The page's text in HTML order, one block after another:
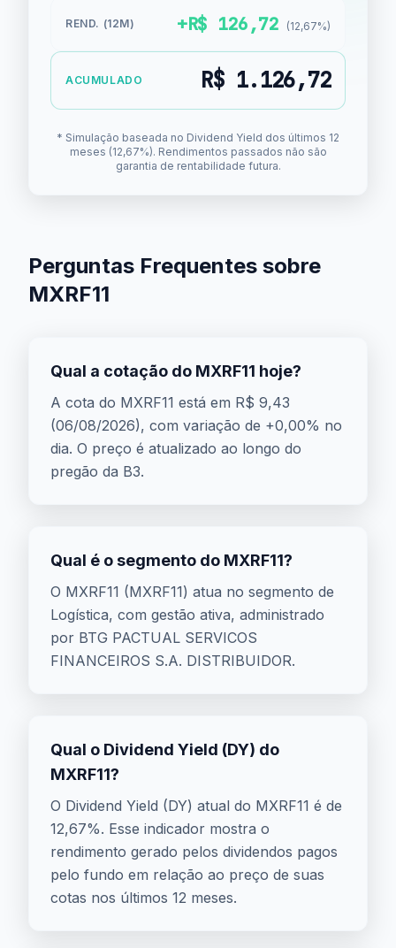
REND. (12M) +R$ 126,72 (12,67%)
ACUMULADO R$ 1.126,72
* Simulação baseada no Dividend Yield dos últimos 12
meses (12,67%). Rendimentos passados não são
garantia de rentabilidade futura.
Perguntas Frequentes sobre
MXRF11
Qual a cotação do MXRF11 hoje?
A cota do MXRF11 está em R$ 9,43
(06/08/2026), com variação de +0,00% no
dia. O preço é atualizado ao longo do
pregão da B3.
Qual é o segmento do MXRF11?
O MXRF11 (MXRF11) atua no segmento de
Logística, com gestão ativa, administrado
por BTG PACTUAL SERVICOS
FINANCEIROS S.A. DISTRIBUIDOR.
Qual o Dividend Yield (DY) do
MXRF11?
O Dividend Yield (DY) atual do MXRF11 é de
12,67%. Esse indicador mostra o
rendimento gerado pelos dividendos pagos
pelo fundo em relação ao preço de suas
cotas nos últimos 12 meses.